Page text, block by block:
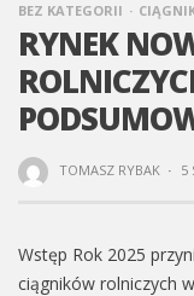
BEZ KATEGORII
RYNEK
TOMASZ RYBAK · 5
Wstęp Rok 2025
ciągników rolniczych